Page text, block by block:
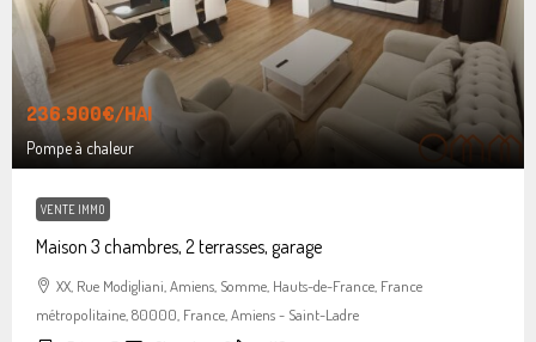
236.900€/HAI
Pompe à chaleur
VENTE IMMO
Maison 3 chambres, 2 terrasses, garage
XX, Rue Modigliani, Amiens, Somme, Hauts-de-France, France
métropolitaine, 80000, France, Amiens - Saint-Ladre